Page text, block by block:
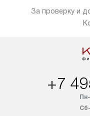
«в наличии» может
покупателю в
и другие регионы
через
компания
заказ до
транспортной
За проверку и
+7